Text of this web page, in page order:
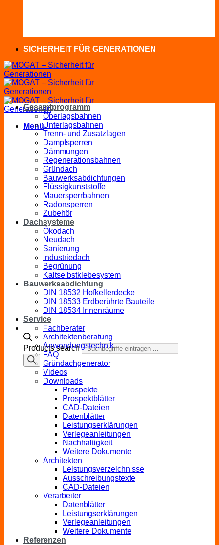
SICHERHEIT FÜR GENERATIONEN
Menü
Products search
Gesamtprogramm
Oberlagsbahnen
Unterlagsbahnen
Trenn- und Zusatzlagen
Dampfsperren
Dämmungen
Regenerationsbahnen
Gründach
Bauwerksabdichtungen
Flüssigkunststoffe
Mauersperrbahnen
Radonsperren
Zubehör
Dachsysteme
Ökodach
Neudach
Sanierung
Industriedach
Begrünung
Kaltselbstklebesystem
Bauwerksabdichtung
DIN 18532 Hofkellerdecke
DIN 18533 Erdberührte Bauteile
DIN 18534 Innenräume
Service
Fachberater
Architektenberatung
Anwendungstechnik
FAQ
Gründachgenerator
Videos
Downloads
Prospekte
Prospektblätter
CAD-Dateien
Datenblätter
Leistungserklärungen
Verlegeanleitungen
Nachhaltigkeit
Weitere Dokumente
Architekten
Leistungsverzeichnisse
Ausschreibungstexte
CAD-Dateien
Verarbeiter
Datenblätter
Leistungserklärungen
Verlegeanleitungen
Weitere Dokumente
Referenzen